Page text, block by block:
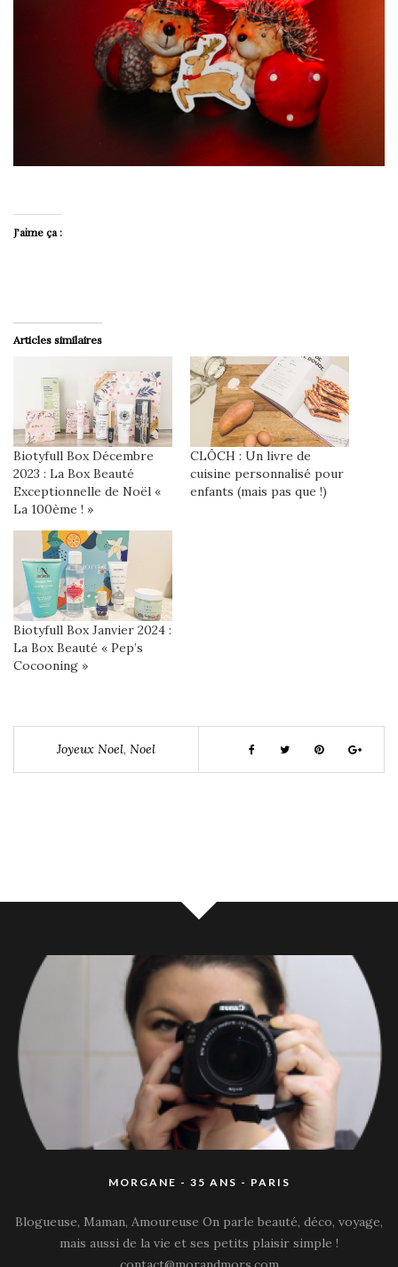
J’aime ça :
Articles similaires
Biotyfull Box Décembre
2023 : La Box Beauté
Exceptionnelle de Noël «
La 100ème ! »
CLÔCH : Un livre de
cuisine personnalisé pour
enfants (mais pas que !)
Biotyfull Box Janvier 2024 :
La Box Beauté « Pep’s
Cocooning »
Joyeux Noel, Noel
MORGANE - 35 ANS - PARIS
Blogueuse, Maman, Amoureuse On parle beauté, déco, voyage,
mais aussi de la vie et ses petits plaisir simple !